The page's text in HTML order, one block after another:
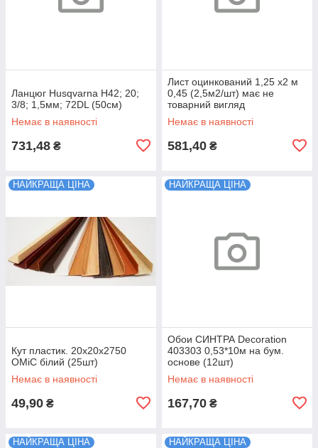
Ланцюг Husqvarna Н42; 20;
3/8; 1,5мм; 72DL (50см)
Немає в наявності
731,48 ₴
Лист оцинкований 1,25 х2 м
0,45 (2,5м2/шт) має не
товарний вигляд
Немає в наявності
581,40 ₴
НАЙКРАЩА ЦІНА
Кут пластик. 20х20х2750
ОМіС білий (25шт)
Немає в наявності
49,90 ₴
НАЙКРАЩА ЦІНА
Обои СИНТРА Decoration
403303 0,53*10м на бум.
основе (12шт)
Немає в наявності
167,70 ₴
НАЙКРАЩА ЦІНА НАЙКРАЩА ЦІНА